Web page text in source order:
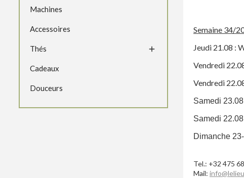
Machines
Accessoires
Thés 
Cadeaux
Douceurs
Semaine 34/
Jeudi 21.08 :
Vendredi
Vendredi
Samedi
Samedi
Dimanche
Tel.: +32 475
Mail: